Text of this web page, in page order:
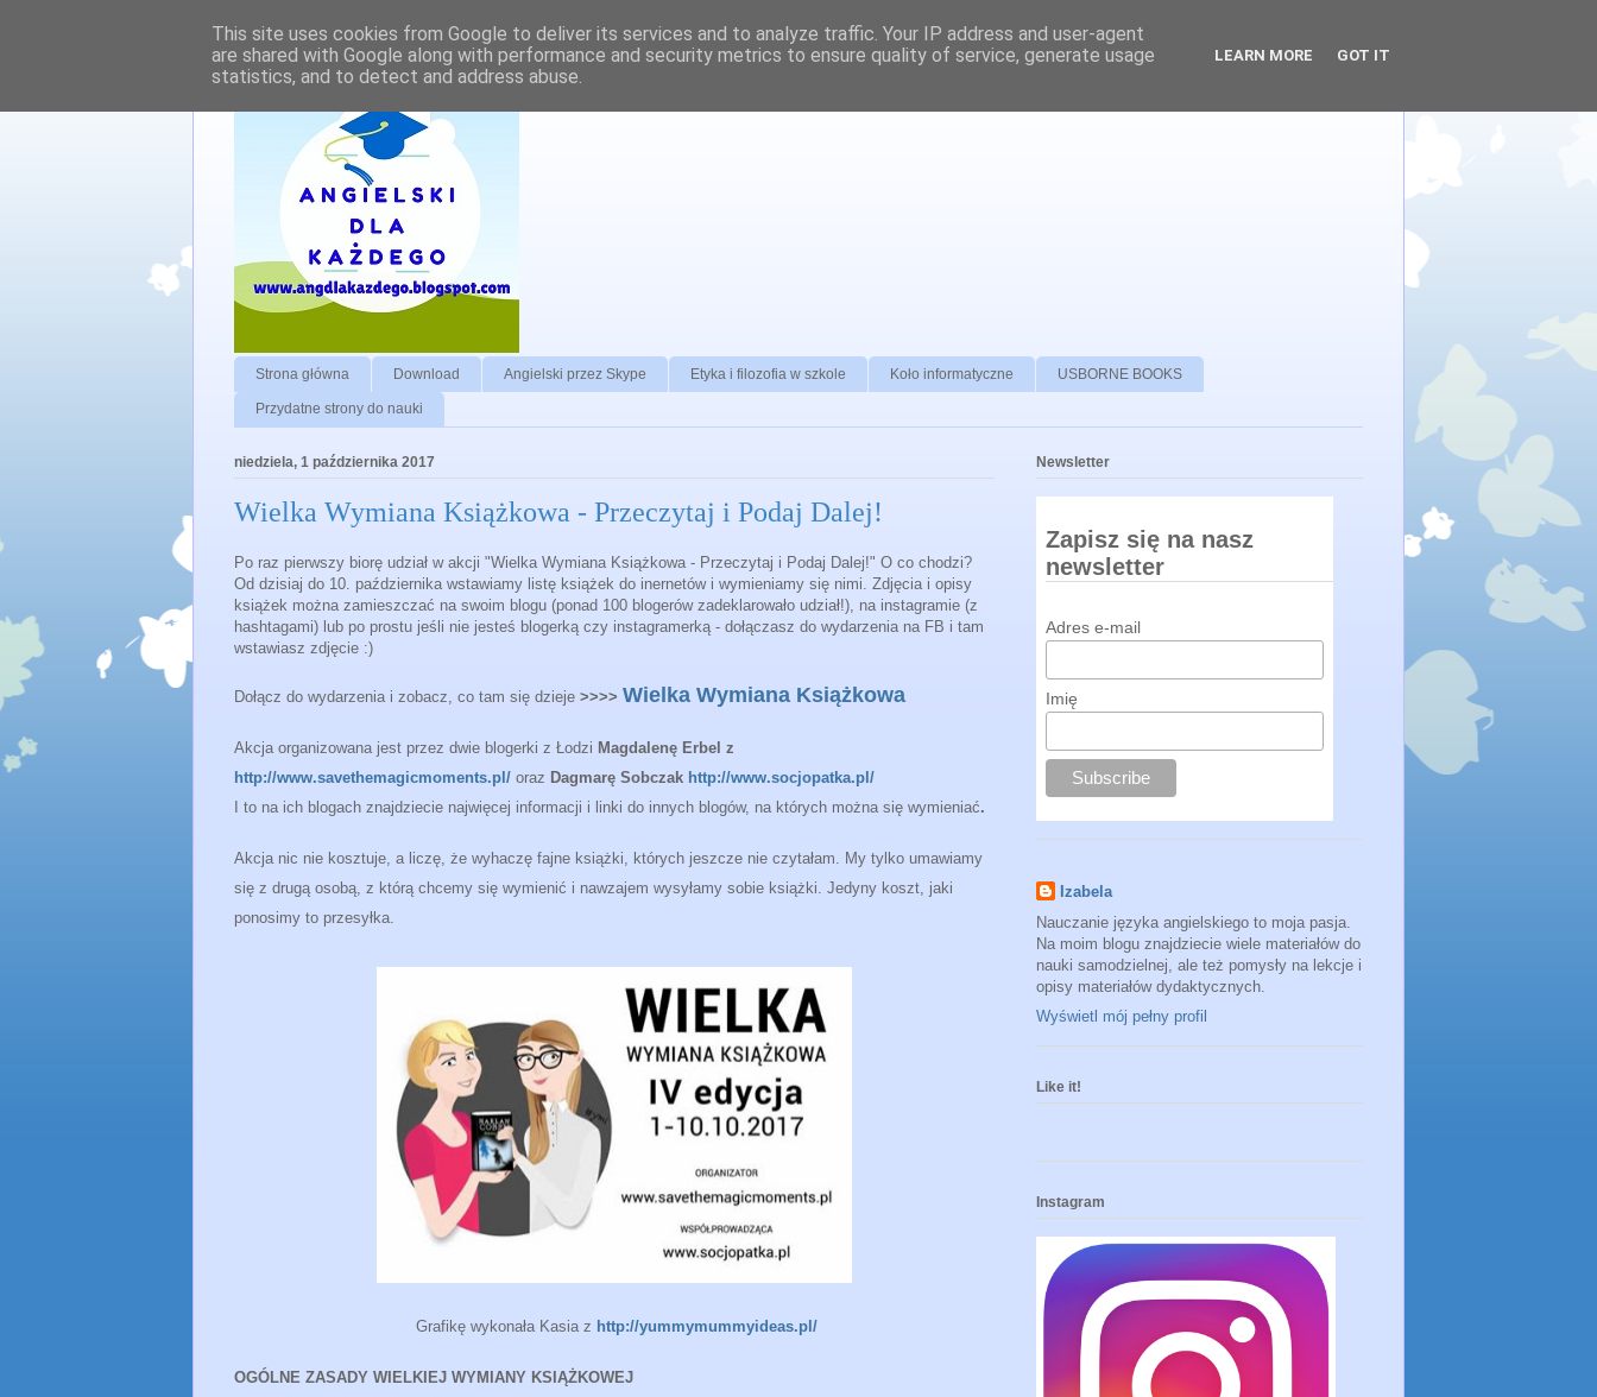
Strona główna Download Angielski przez Skype Etyka i filozofia w szkole Koło informatyczne USBORNE BOOKS
Przydatne strony do nauki
niedziela, 1 października 2017
Wielka Wymiana Książkowa - Przeczytaj i Podaj Dalej!
Po raz pierwszy biorę udział w akcji "Wielka Wymiana Książkowa - Przeczytaj i Podaj Dalej!" O co chodzi?
Od dzisiaj do 10. października wstawiamy listę książek do inernetów i wymieniamy się nimi. Zdjęcia i opisy
książek można zamieszczać na swoim blogu (ponad 100 blogerów zadeklarowało udział!), na instagramie (z
hashtagami) lub po prostu jeśli nie jesteś blogerką czy instagramerką - dołączasz do wydarzenia na FB i tam
wstawiasz zdjęcie :)
Dołącz do wydarzenia i zobacz, co tam się dzieje >>>> Wielka Wymiana Książkowa
Akcja organizowana jest przez dwie blogerki z Łodzi Magdalenę Erbel z
http://www.savethemagicmoments.pl/ oraz Dagmarę Sobczak http://www.socjopatka.pl/
I to na ich blogach znajdziecie najwięcej informacji i linki do innych blogów, na których można się wymieniać.
Akcja nic nie kosztuje, a liczę, że wyhaczę fajne książki, których jeszcze nie czytałam. My tylko umawiamy
się z drugą osobą, z którą chcemy się wymienić i nawzajem wysyłamy sobie książki. Jedyny koszt, jaki
ponosimy to przesyłka.
Grafikę wykonała Kasia z http://yummymummyideas.pl/
OGÓLNE ZASADY WIELKIEJ WYMIANY KSIĄŻKOWEJ
Newsletter
Zapisz się na nasz
newsletter
Adres e-mail
Imię
Izabela
Nauczanie języka angielskiego to moja pasja.
Na moim blogu znajdziecie wiele materiałów do
nauki samodzielnej, ale też pomysły na lekcje i
opisy materiałów dydaktycznych.
Wyświetl mój pełny profil
Like it!
Instagram
This site uses cookies from Google to deliver its services and to analyze traffic. Your IP address and user-agent
are shared with Google along with performance and security metrics to ensure quality of service, generate usage
statistics, and to detect and address abuse.
LEARN MORE GOT IT